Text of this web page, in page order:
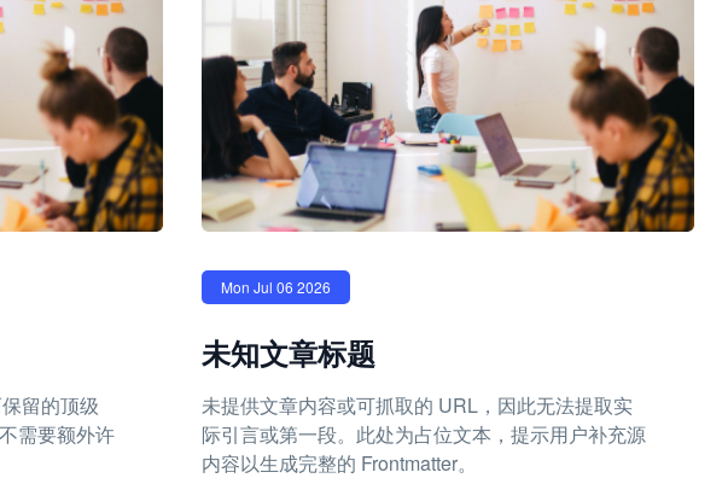
留的顶级
需要额外许
Mon Jul 06 2026
未知文章标题
未提供文章内容或可抓取的 URL，因此无法提取实
际引言或第一段。此处为占位文本，提示用户补充源
内容以生成完整的 Frontmatter。